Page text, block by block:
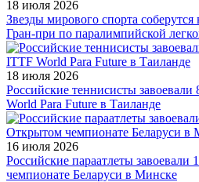
18 июля 2026
Звезды мирового спорта соберутся
Гран-при по паралимпийской
18 июля 2026
Российские теннисисты
World Para Future в Таиланде
16 июля 2026
Российские параатлеты
чемпионате Беларуси в Минске